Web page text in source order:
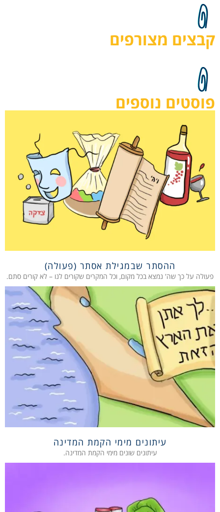
קבצים מצורפים
פוסטים נוספים
ההסתר שבמגילת אסתר (פעולה)
פעולה על כך שה' נמצא בכל מקום, וכל המקרים שקורים לנו – לא קורים סתם.
עיתונים מימי הקמת המדינה
עיתונים שונים מימי הקמת המדינה.